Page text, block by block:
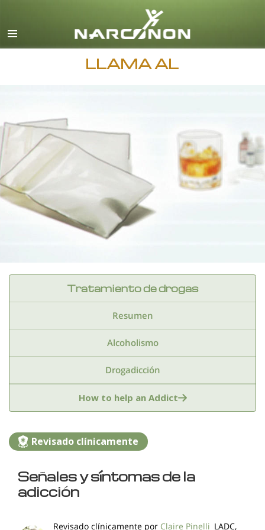
Español
Todas las Regiones/Idiomas
LLAMA AL
Tratamiento de drogas
Resumen
Alcoholismo
Drogadicción
Benzodiazepinas
Estimulantes Extasis
Hachis Heroina Inhalantes
How to help an Addict
Revisado clínicamente
Señales y síntomas de la
adicción
Revisado clínicamente por Claire Pinelli LADC,